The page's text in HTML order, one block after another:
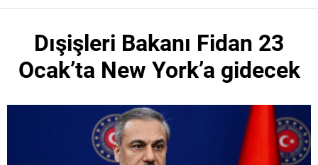
Dışişleri Bakanı Fidan 23
Ocak’ta New York’a gidecek